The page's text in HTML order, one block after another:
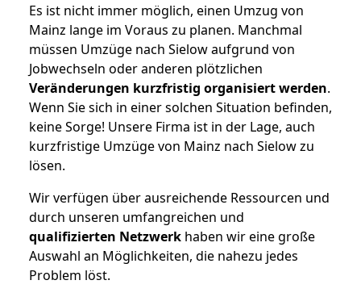
Es ist nicht immer möglich, einen Umzug von
Mainz lange im Voraus zu planen. Manchmal
müssen Umzüge nach Sielow aufgrund von
Jobwechseln oder anderen plötzlichen
Veränderungen kurzfristig organisiert werden.
Wenn Sie sich in einer solchen Situation befinden,
keine Sorge! Unsere Firma ist in der Lage, auch
kurzfristige Umzüge von Mainz nach Sielow zu
lösen.
Wir verfügen über ausreichende Ressourcen und
durch unseren umfangreichen und
qualifizierten Netzwerk haben wir eine große
Auswahl an Möglichkeiten, die nahezu jedes
Problem löst.